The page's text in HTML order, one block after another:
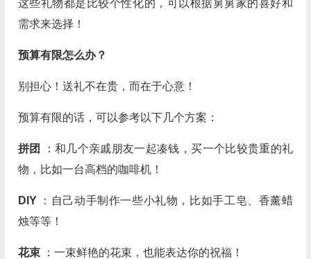
这些礼物都是比较个性化的，可以根据舅舅家的喜好和
需求来选择！
预算有限怎么办？
别担心！送礼不在贵，而在于心意！
预算有限的话，可以参考以下几个方案：
拼团
：和几个亲戚朋友一起凑钱，买一个比较贵重的礼
物，比如一台高档的咖啡机！
DIY
：自己动手制作一些小礼物，比如手工皂、香薰蜡
烛等等！
花束 ：一束鲜艳的花束，也能表达你的祝福！